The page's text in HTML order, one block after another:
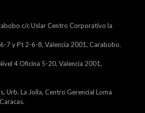
c/c Uslar Centro Corporativo la
7 y Pt 2-6-8, Valencia 2001, Carabobo.
4 Oficina 5-20, Valencia 2001,
Urb. La Jolla, Centro Gerencial Loma